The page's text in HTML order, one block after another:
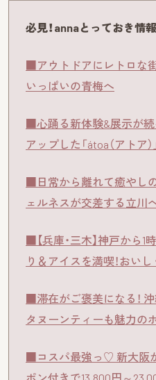
必見！annaとっておき情
■アウトドアにレトロな
いっぱいの青梅へ
■心踊る新体験&展示が続
アップした「átoa（アトア）
■日常から離れて癒やし
ェルネスが交差する立川
■【兵庫・三木】神戸から1
り＆アイスを満喫！おい
■滞在がご褒美になる！
タヌーンティーも魅力の
■コスパ最強っ♡ 新大阪
ポン付きで13,800円～